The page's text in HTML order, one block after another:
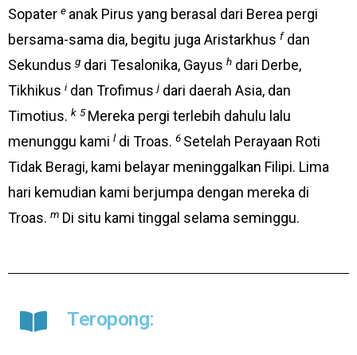
Sopater e anak Pirus yang berasal dari Berea pergi
bersama-sama dia, begitu juga Aristarkhus f dan
Sekundus g dari Tesalonika, Gayus h dari Derbe,
Tikhikus i dan Trofimusj dari daerah Asia, dan
Timotius. k 5Mereka pergi terlebih dahulu lalu
menunggu kami l di Troas. 6 Setelah Perayaan Roti
Tidak Beragi, kami belayar meninggalkan Filipi. Lima
hari kemudian kami berjumpa dengan mereka di
Troas. m Di situ kami tinggal selama seminggu.
Teropong: